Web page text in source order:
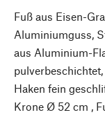
Fuß aus Eisen-
Aluminiumguss,
aus Aluminium-
Haken fein
Krone Ø 52 cm ,